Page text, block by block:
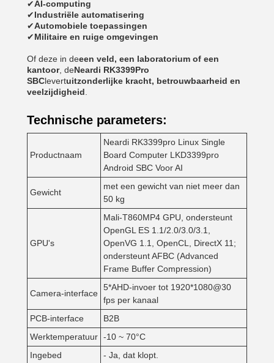
✔AI-computing
✔Industriële automatisering
✔Automobiele toepassingen
✔Militaire en ruige omgevingen
Of deze in deeen veld, een laboratorium of een
kantoor, deNeardi RK3399Pro
SBClevertuitzonderlijke kracht, betrouwbaarheid en
veelzijdigheid
Technische parameters:
Productnaam
Neardi RK3399pro Linux Single
Board Computer LKD3399pro
Android SBC Voor AI
Gewicht
met een gewicht van niet meer dan
50 kg
GPU's
Mali-T860MP4 GPU, ondersteunt
OpenGL ES 1.1/2.0/3.0/3.1,
OpenVG 1.1, OpenCL, DirectX 11;
ondersteunt AFBC (Advanced
Frame Buffer Compression)
Camera-interface
5*AHD-invoer tot 1920*1080@30
fps per kanaal
PCB-interface
B2B
Werktemperatuur -10 ~ 70°C
Ingebed
- Ja, dat klopt.